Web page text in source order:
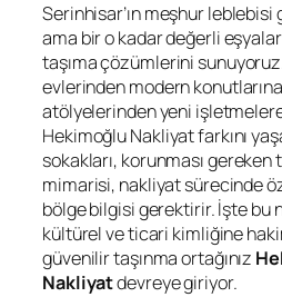
Serinhisar’ın meşhur leblebisi
ama bir o kadar değerli
taşıma çözümlerini
evlerinden modern
atölyelerinden yeni
Hekimoğlu Nakliyat farkını
sokakları, korunması
mimarisi, nakliyat sürecinde
bölge bilgisi gerektirir. İşte bu
kültürel ve ticari kimliğine
güvenilir taşınma ortağınız
Nakliyatdevreye giriyor.